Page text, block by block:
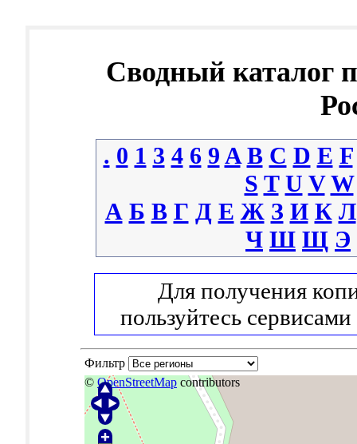
Сводный каталог
. 0 1 3 4 6 9 A B C D E F
S T U V W
А Б В Г Д Е Ж З И К Л
Ч Ш Щ Э
Для получения
пользуйтесь сервисами
Фильтр
© OpenStreetMap contributors